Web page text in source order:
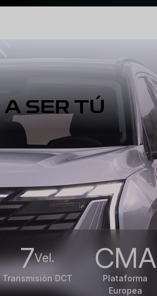
SER TÚ
7Vel.
Transmisión DCT
CMA
Plataforma
Europea